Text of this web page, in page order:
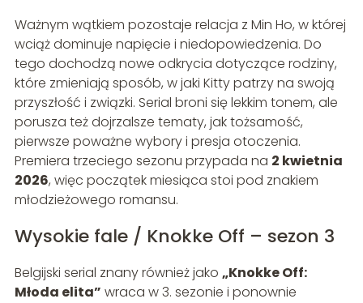
Ważnym wątkiem pozostaje relacja z Min Ho, w której
wciąż dominuje napięcie i niedopowiedzenia. Do
tego dochodzą nowe odkrycia dotyczące rodziny,
które zmieniają sposób, w jaki Kitty patrzy na swoją
przyszłość i związki. Serial broni się lekkim tonem, ale
porusza też dojrzalsze tematy, jak tożsamość,
pierwsze poważne wybory i presja otoczenia.
Premiera trzeciego sezonu przypada na 2 kwietnia
2026, więc początek miesiąca stoi pod znakiem
młodzieżowego romansu.
Wysokie fale / Knokke Off – sezon 3
Belgijski serial znany również jako „Knokke Off:
Młoda elita” wraca w 3. sezonie i ponownie